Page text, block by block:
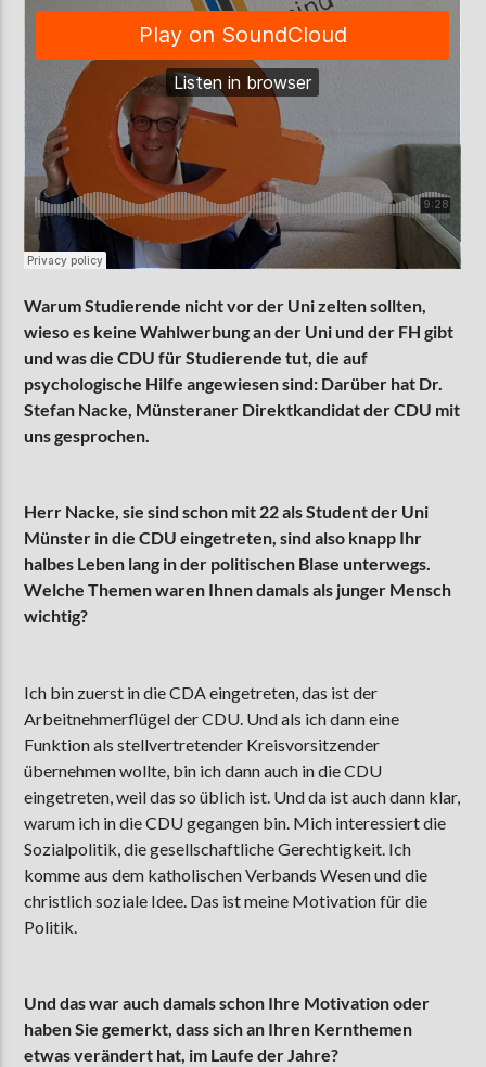
Warum Studierende nicht vor der Uni zelten sollten,
wieso es keine Wahlwerbung an der Uni und der FH gibt
und was die CDU für Studierende tut, die auf
psychologische Hilfe angewiesen sind: Darüber hat Dr.
Stefan Nacke, Münsteraner Direktkandidat der CDU mit
uns gesprochen.
Herr Nacke, sie sind schon mit 22 als Student der Uni
Münster in die CDU eingetreten, sind also knapp Ihr
halbes Leben lang inder politischen Blase unterwegs.
Welche Themen waren Ihnen damals als junger Mensch
wichtig?
Ich bin zuerst in die CDA eingetreten, das ist der
Arbeitnehmerflügel der CDU. Und als ich dann eine
Funktion als stellvertretender Kreisvorsitzender
übernehmen wollte, bin ich dann auch in die CDU
eingetreten, weil das so üblich ist. Und da ist auch dann klar,
warum ich in die CDU gegangen bin. Mich interessiert die
Sozialpolitik, die gesellschaftliche Gerechtigkeit. Ich
komme aus dem katholischen Verbands Wesen und die
christlich soziale Idee. Das ist meine Motivation für die
Politik.
Und das war auch damals schon Ihre Motivation oder
haben Sie gemerkt, dass sich an Ihren Kernthemen
etwas verändert hat, im Laufe der Jahre?